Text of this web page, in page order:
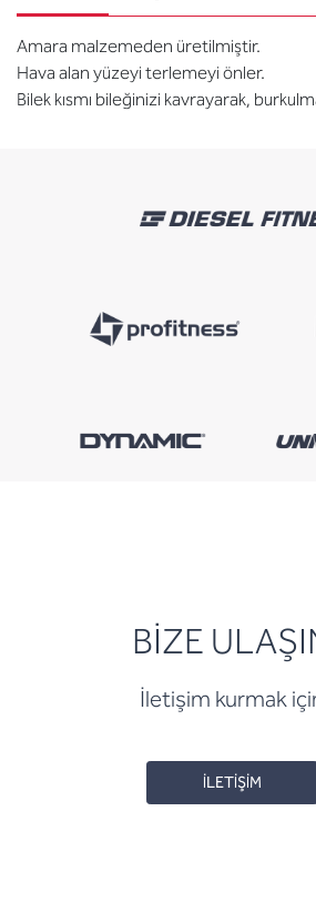
Amara malzemeden üretilmiştir.
Hava alan yüzeyi terlemeyi önler.
Bilek kısmı bileğinizi kavrayarak,
BİZE
İletişim kurmak
İLETİŞİM